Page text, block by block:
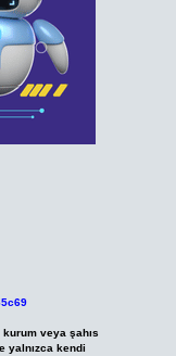
veya şahıs
yalnızca kendi